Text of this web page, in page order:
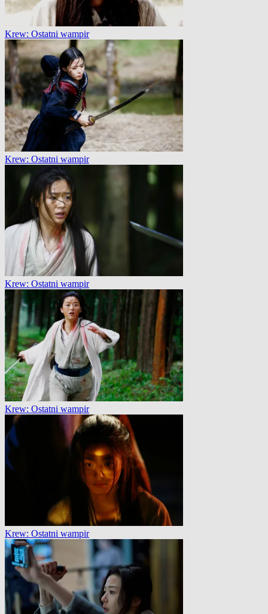
Krew: Ostatni wampir
Krew: Ostatni wampir
Krew: Ostatni wampir
Krew: Ostatni wampir
Krew: Ostatni wampir